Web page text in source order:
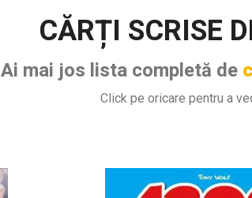
CĂRȚI SCRISE
Ai mai jos lista completă de
Click pe oricare pentru a